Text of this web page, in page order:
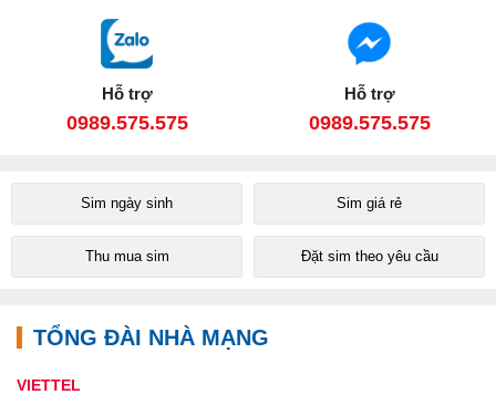
Hỗ trợ
0989.575.575
Hỗ trợ
0989.575.575
Sim ngày sinh Sim giá rẻ
Thu mua sim Đặt sim theo yêu cầu
TỔNG ĐÀI NHÀ MẠNG
VIETTEL